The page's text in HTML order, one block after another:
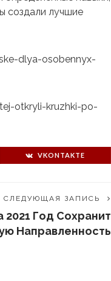
создали лучшие
dlya-osobennyx-
otkryli-kruzhki-po-
VKONTAKTE
СЛЕДУЮЩАЯ ЗАПИСЬ
Год Сохранит
Направленность